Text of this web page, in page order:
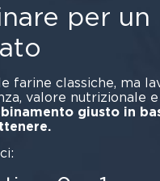
per un
farine classiche, ma
valore nutrizionale e
giusto in